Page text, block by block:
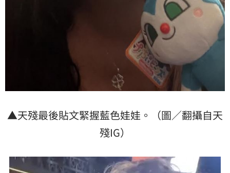
▲天殘最後貼文緊握藍色娃娃。（圖／翻攝自天
殘IG）